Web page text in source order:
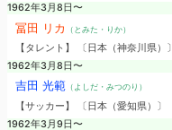
1962年3月8日〜
冨田 リカ （とみた・りか）
【タレント】 〔日本（神奈川県）〕
1962年3月8日〜
吉田 光範（よしだ・みつのり）
【サッカー】 〔日本（愛知県）〕
1962年3月9日〜